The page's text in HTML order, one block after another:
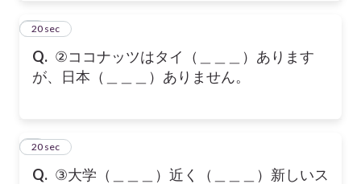
Q. ②ココナッツはタイ（＿＿＿）あります
が、日本（＿＿＿）ありません。
2
20 sec
Q. ③大学（＿＿＿）近く（＿＿＿）新しいス
3
20 sec